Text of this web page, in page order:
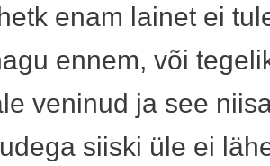
enam lainet ei
ennem, või
veninud ja see
siiski üle ei